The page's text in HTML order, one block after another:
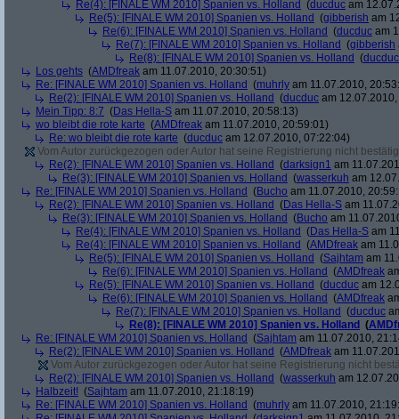
Re(4): [FINALE WM 2010] Spanien vs. Holland (ducduc am
Re(5): [FINALE WM 2010] Spanien vs. Holland (gibberish am
Re(6): [FINALE WM 2010] Spanien vs. Holland (ducduc am
Re(7): [FINALE WM 2010] Spanien vs. Holland (gibberish
Re(8): [FINALE WM 2010] Spanien vs. Holland (ducduc
Los gehts (AMDfreak am 11.07.2010, 20:30:51)
Re: [FINALE WM 2010] Spanien vs. Holland (muhrly am 11.07.2010,
Re(2): [FINALE WM 2010] Spanien vs. Holland (ducduc am
Mein Tipp: 8:7 (Das Hella-S am 11.07.2010, 20:58:13)
wo bleibt die rote karte (AMDfreak am 11.07.2010, 20:59:01)
Re: wo bleibt die rote karte (ducduc am 12.07.2010, 07:22:04)
Vom Autor zurückgezogen oder Autor hat seine Registrierung nicht
Re(2): [FINALE WM 2010] Spanien vs. Holland (darksign1 am
Re(3): [FINALE WM 2010] Spanien vs. Holland (wasserkuh am
Re: [FINALE WM 2010] Spanien vs. Holland (Bucho am 11.07.2010,
Re(2): [FINALE WM 2010] Spanien vs. Holland (Das Hella-S am
Re(3): [FINALE WM 2010] Spanien vs. Holland (Bucho am
Re(4): [FINALE WM 2010] Spanien vs. Holland (Das Hella-S am
Re(4): [FINALE WM 2010] Spanien vs. Holland (AMDfreak am
Re(5): [FINALE WM 2010] Spanien vs. Holland (Sajhtam am
Re(6): [FINALE WM 2010] Spanien vs. Holland (AMDfreak
Re(5): [FINALE WM 2010] Spanien vs. Holland (ducduc am
Re(6): [FINALE WM 2010] Spanien vs. Holland (AMDfreak
Re(7): [FINALE WM 2010] Spanien vs. Holland (ducduc
Re(8): [FINALE WM 2010] Spanien vs. Holland (
Re: [FINALE WM 2010] Spanien vs. Holland (Sajhtam am 11.07.2010,
Re(2): [FINALE WM 2010] Spanien vs. Holland (AMDfreak am
Vom Autor zurückgezogen oder Autor hat seine Registrierung nicht
Re(2): [FINALE WM 2010] Spanien vs. Holland (wasserkuh am
Halbzeit! (Sajhtam am 11.07.2010, 21:18:19)
Re: [FINALE WM 2010] Spanien vs. Holland (muhrly am 11.07.2010,